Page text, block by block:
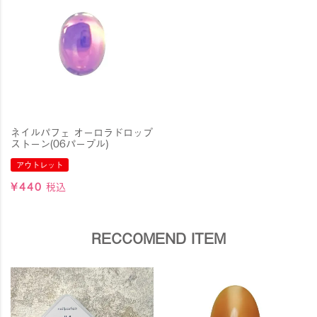
ネイルパフェ オーロラドロップ
ストーン(06パープル)
アウトレット
¥440 税込
RECCOMEND ITEM